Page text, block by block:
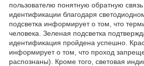
пользователю понятную обратную
идентификации благодаря
подсветка информирует о том, что
человека. Зеленая подсветка
идентификация пройдена успешно.
информирует о том, что проход
распознаны). Кроме того, световая